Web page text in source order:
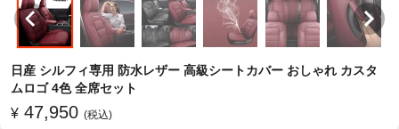
日産 シルフィ専用 防水レザー 高級シートカバー おしゃれ カスタ
ムロゴ 4色 全席セット
¥ 47,950 (税込)